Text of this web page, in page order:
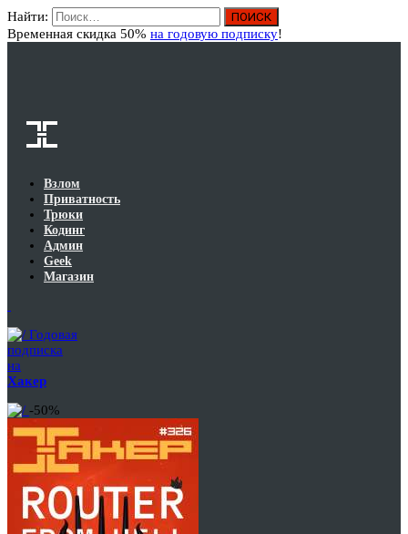
Найти:
Временная скидка 50% на годовую подписку!
Взлом
Приватность
Трюки
Кодинг
Админ
Geek
Магазин
Годовая
подписка
на
Хакер
-50%